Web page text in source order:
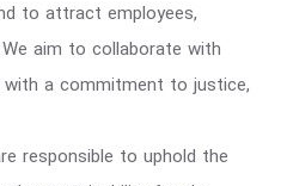
to attract employees,
aim to collaborate with
a commitment to justice,
responsible to uphold the